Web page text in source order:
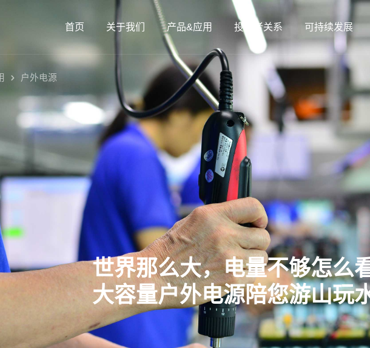
首页 关于我们 产品&应用 投资者关系 可持续发展
户外电源
世界那么大，电量不够怎么
大容量户外电源陪您游山玩